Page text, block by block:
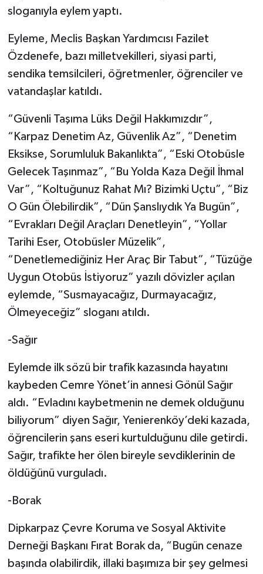
sloganıyla eylem yaptı.
Eyleme, Meclis Başkan Yardımcısı Fazilet
Özdenefe, bazı milletvekilleri, siyasi parti,
sendika temsilcileri, öğretmenler, öğrenciler ve
vatandaşlar katıldı.
“Güvenli Taşıma Lüks Değil Hakkımızdır”,
“Karpaz Denetim Az, Güvenlik Az”, “Denetim
Eksikse, Sorumluluk Bakanlıkta”, “Eski Otobüsle
Gelecek Taşınmaz”, “Bu Yolda Kaza Değil İhmal
Var”, “Koltuğunuz Rahat Mı? Bizimki Uçtu”, “Biz
O Gün Ölebilirdik”, “Dün Şanslıydık Ya Bugün”,
“Evrakları Değil Araçları Denetleyin”, “Yollar
Tarihi Eser, Otobüsler Müzelik”,
“Denetlemediğiniz Her Araç Bir Tabut”, “Tüzüğe
Uygun Otobüs İstiyoruz” yazılı dövizler açılan
eylemde, “Susmayacağız, Durmayacağız,
Ölmeyeceğiz” sloganı atıldı.
-Sağır
Eylemde ilk sözü bir trafik kazasında hayatını
kaybeden Cemre Yönet’in annesi Gönül Sağır
aldı. “Evladını kaybetmenin ne demek olduğunu
biliyorum” diyen Sağır, Yenierenköy’deki kazada,
öğrencilerin şans eseri kurtulduğunu dile getirdi.
Sağır, trafikte her ölen bireyle sevdiklerinin de
öldüğünü vurguladı.
-Borak
Dipkarpaz Çevre Koruma ve Sosyal Aktivite
Derneği Başkanı Fırat Borak da, “Bugün cenaze
başında olabilirdik, illaki başımıza bir şey gelmesi